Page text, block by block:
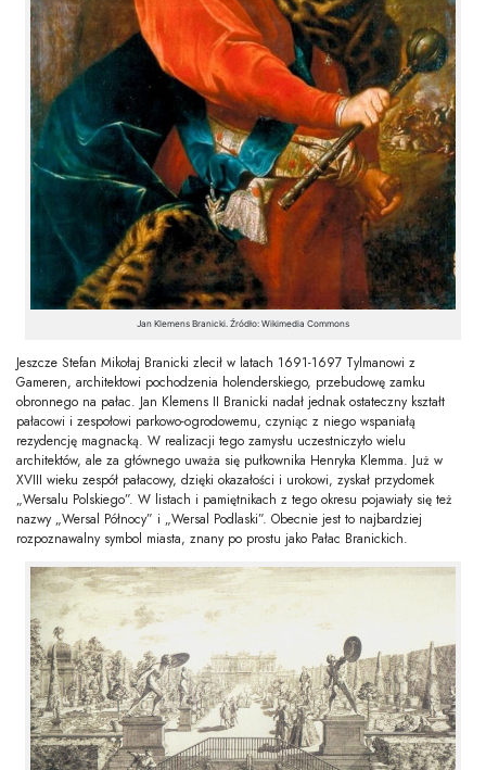
Jan Klemens Branicki. Źródło: Wikimedia Commons
Jeszcze Stefan Mikołaj Branicki zlecił w latach 1691-1697 Tylmanowi z
Gameren, architektowi pochodzenia holenderskiego, przebudowę zamku
obronnego na pałac. Jan Klemens II Branicki nadał jednak ostateczny kształt
pałacowi i zespołowi parkowo-ogrodowemu, czyniąc z niego wspaniałą
rezydencję magnacką. W realizacji tego zamysłu uczestniczyło wielu
architektów, ale za głównego uważa się pułkownika Henryka Klemma. Już w
XVIII wieku zespół pałacowy, dzięki okazałości i urokowi, zyskał przydomek
„Wersalu Polskiego”. W listach i pamiętnikach z tego okresu pojawiały się też
nazwy „Wersal Północy” i „Wersal Podlaski”. Obecnie jest to najbardziej
rozpoznawalny symbol miasta, znany po prostu jako Pałac Branickich.